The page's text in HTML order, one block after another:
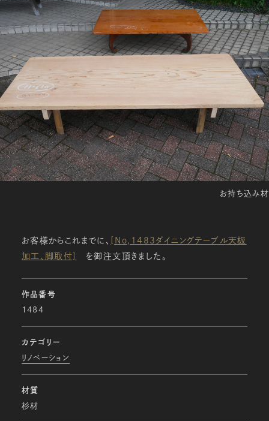
お持ち込み材
お客様からこれまでに、 [No,1483ダイニングテーブル天板
加工､脚取付] を御注文頂きました。
作品番号
1484
カテゴリー
リノベーション
材質
杉材